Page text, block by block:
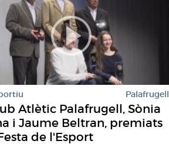
Palafrugell
Atlètic Palafrugell, Sònia
i Jaume Beltran, premiats
de l'Esport